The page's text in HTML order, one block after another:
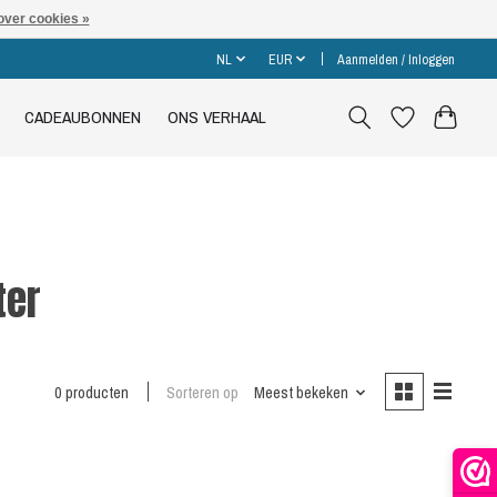
NL EUR Aanmelden / Inloggen
CADEAUBONNEN ONS VERHAAL
0 producten Sorteren op Meest bekeken
cookies »